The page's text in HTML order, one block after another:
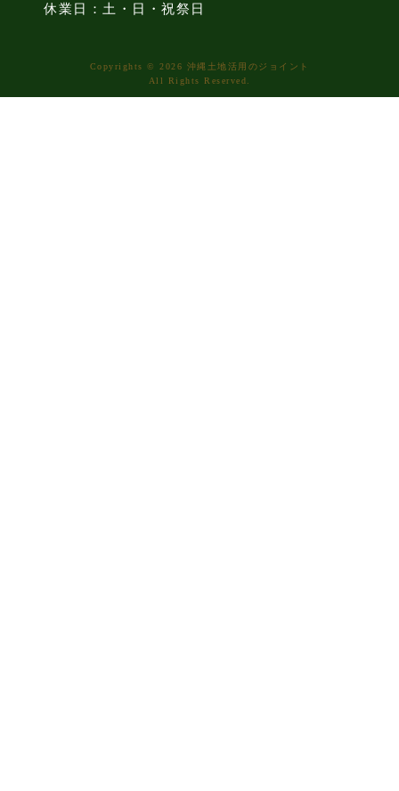
休業日：土・日・祝祭日
Copyrights © 2026 沖縄土地活用のジョイント
All Rights Reserved.